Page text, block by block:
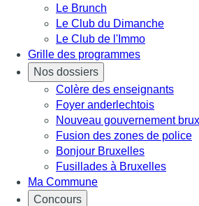
Le Brunch
Le Club du Dimanche
Le Club de l'Immo
Grille des programmes
Nos dossiers
Colère des enseignants
Foyer anderlechtois
Nouveau gouvernement
Fusion des zones de police
Bonjour Bruxelles
Fusillades à Bruxelles
Ma Commune
Concours